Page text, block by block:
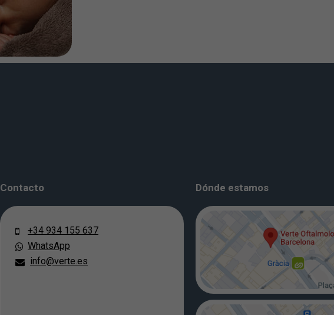
Contacto
+34 934 155 637
WhatsApp
info@verte.es
Dónde estamos